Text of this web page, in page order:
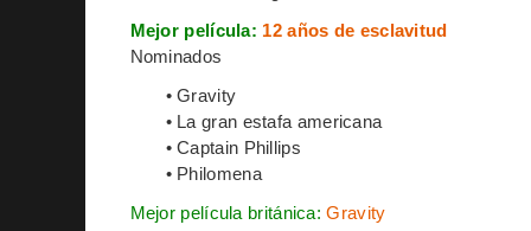
Mejor película: 12 años de esclavitud
Nominados
• Gravity
• La gran estafa americana
• Captain Phillips
• Philomena
Mejor película británica: Gravity